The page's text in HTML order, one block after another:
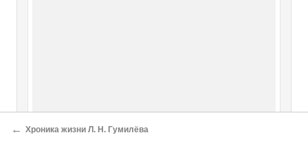
← Хроника жизни Л. Н. Гумилёва